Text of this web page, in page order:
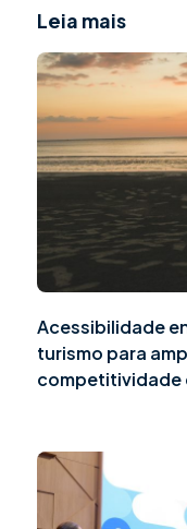
Leia mais
Acessibilidade
turismo para
competitividade